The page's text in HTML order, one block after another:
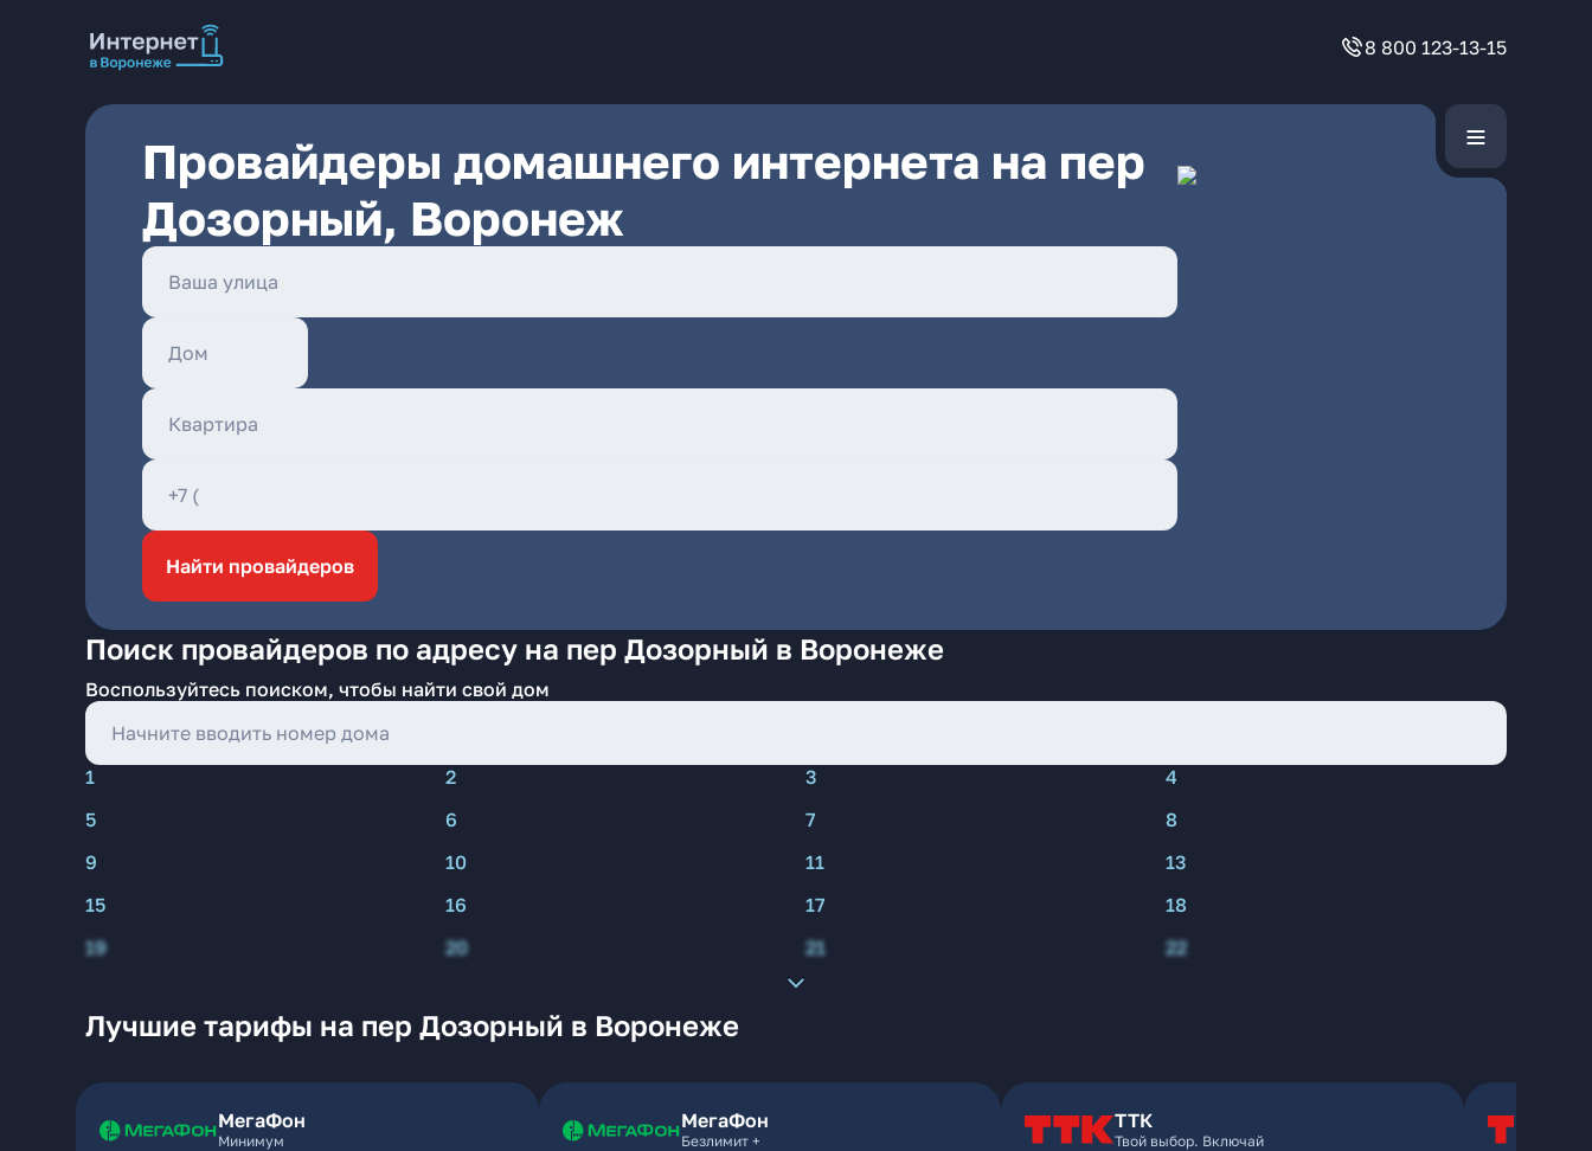
8 800 123-13-15
Провайдеры домашнего интернета на пер
Дозорный, Воронеж
Найти провайдеров
Поиск провайдеров по адресу на пер Дозорный в Воронеже
Воспользуйтесь поиском, чтобы найти свой дом
1 2 3
4
5
6 7
8
9
10 11
13
15
16 17
18
19
20 21 22
Лучшие тарифы на пер Дозорный в Воронеже
МегаФон
Минимум
МегаФон
Безлимит +
ТТК
Твой выбор. Включай